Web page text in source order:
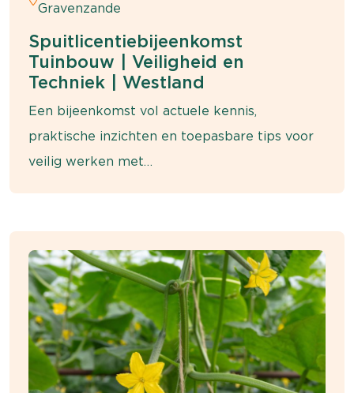
Gravenzande
Spuitlicentiebijeenkomst
Tuinbouw | Veiligheid en
Techniek | Westland
Een bijeenkomst vol actuele kennis,
praktische inzichten en toepasbare tips voor
veilig werken met